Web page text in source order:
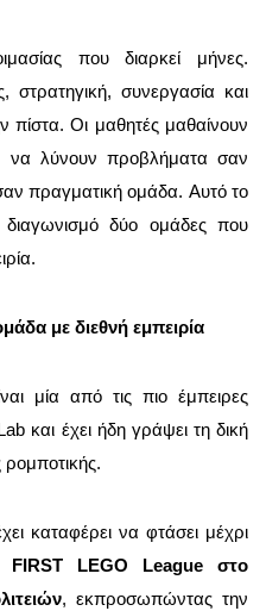
που διαρκεί μήνες.
στρατηγική, συνεργασία και
Οι μαθητές μαθαίνουν
να λύνουν προβλήματα σαν
πραγματική ομάδα. Αυτό το
δύο ομάδες που
με διεθνή εμπειρία
μία από τις πιο έμπειρες
και έχει ήδη γράψει τη δική
ρομποτικής.
καταφέρει να φτάσει μέχρι
FIRST LEGO League στο
, εκπροσωπώντας την